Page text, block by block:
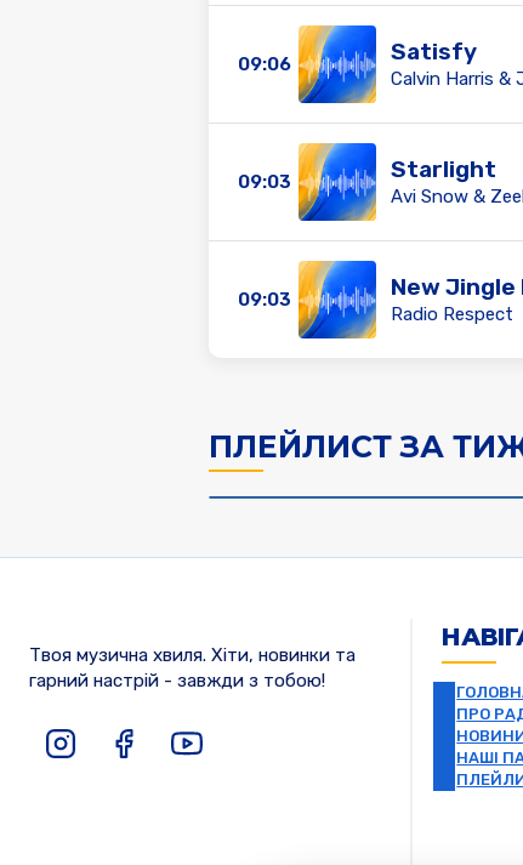
09:06 Satisfy
Calvin Harris &
09:03 Starlight
Avi Snow &
09:03 New Jingle
Radio Respect
ПЛЕЙЛИСТ ЗА
Твоя музична хвиля. Хіти, новинки та
гарний настрій - завжди з тобою!
ПРО
НАШІ